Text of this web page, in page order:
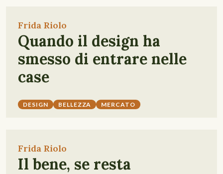
Frida Riolo
Quando il design ha
smesso di entrare nelle
case
DESIGN BELLEZZA MERCATO
Frida Riolo
Il bene, se resta